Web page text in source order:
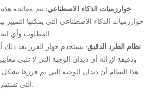
خوارزميات الذكاء الاصطناعي: تتم معالجة
خوارزميات الذكاء الاصطناعي التي يمكنها التمييز
المطلوب وأي انحرافات أو عيوب.
نظام الطرد الدقيق: يستخدم جهاز الفرز بعد ذلك
ودقيقة لإزالة أي ديدان الوجبة التي لا تلبي
هذا النظام أن ديدان الوجبة التي تم فرزها
التي تستمر في خط الإنتاج.